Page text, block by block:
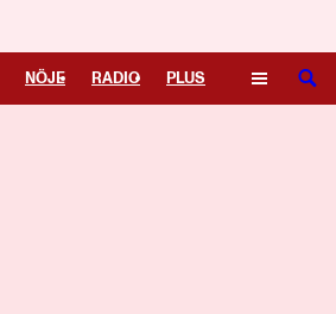
NÖJE RADIO PLUS SÖK